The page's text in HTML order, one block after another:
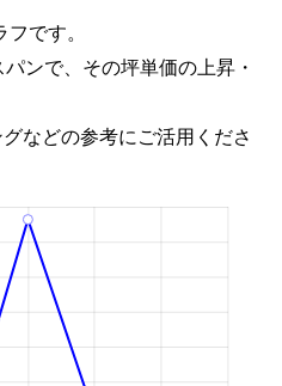
です。
ンで、その坪単価の上昇・
などの参考にご活用くださ